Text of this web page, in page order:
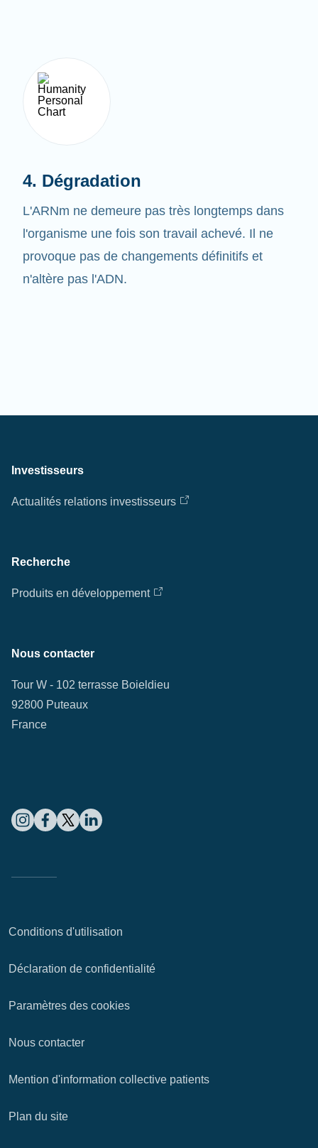
L'ARNm ne demeure pas très longtemps dans
l'organisme une fois son travail achevé. Il ne
provoque pas de changements définitifs et
n'altère pas l'ADN.
Investisseurs
Actualités relations investisseurs
Recherche
Produits en développement
Nous contacter
Tour W - 102 terrasse Boieldieu
92800 Puteaux
France
Conditions d'utilisation
Déclaration de confidentialité
Paramètres des cookies
Nous contacter
Mention d'information collective patients
Plan du site